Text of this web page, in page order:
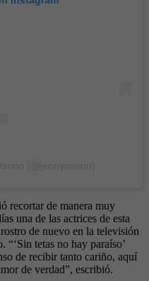
recortar de manera muy
una de las actrices de esta
de nuevo en la televisión
“‘Sin tetas no hay paraíso’
de recibir tanto cariño, aquí
de verdad”, escribió.